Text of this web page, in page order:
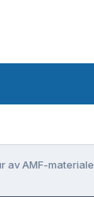
av AMF-materiale